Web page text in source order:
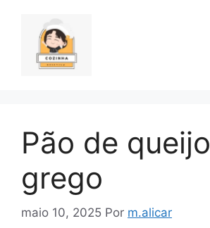
conteúdo
Pão de queijo
grego
maio 10, 2025 Por m.alicar